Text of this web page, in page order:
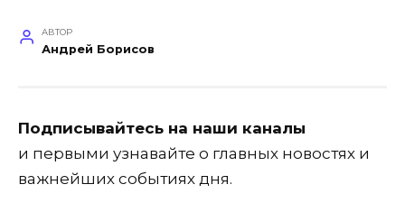
АВТОР
Андрей Борисов
Подписывайтесь на наши каналы
и первыми узнавайте о главных новостях и
важнейших событиях дня.